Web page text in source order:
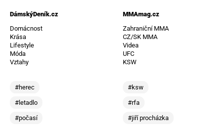
DámskýDeník.cz
Domácnost
Krása
Lifestyle
Móda
Vztahy
#herec
#letadlo
#počasí
MMAmag.cz
Zahraniční MMA
CZ/SK MMA
Videa
UFC
KSW
#ksw
#rfa
#jiří procházka